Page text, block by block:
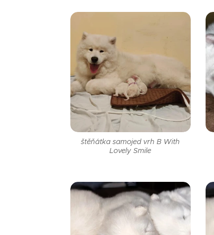
štěňátka samojed vrh B With
Lovely Smile